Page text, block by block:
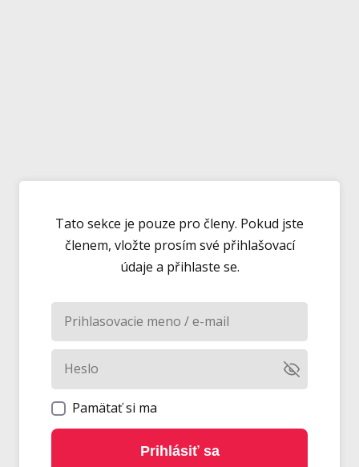
Tato sekce je pouze pro členy. Pokud jste
členem, vložte prosím své přihlašovací
údaje a přihlaste se.
Pamätať si ma
Prihlásiť sa